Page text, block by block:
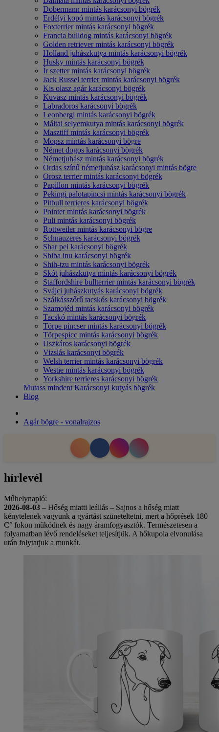
Dobermann mintás karácsonyi bögrék
Erdélyi kopó mintás karácsonyi bögrék
Foxterrier mintás karácsonyi bögrék
Francia bulldog mintás karácsonyi bögrék
Golden retriever mintás karácsonyi bögrék
Holland juhászkutya mintás karácsonyi bögrék
Husky mintás karácsonyi bögrék
Ír szetter mintás karácsonyi bögrék
Jack Russel terrier mintás karácsonyi bögrék
Kis olasz agár karácsonyi bögrék
Kuvasz mintás karácsonyi bögrék
Labradoros karácsonyi bögrék
Leonbergi mintás karácsonyi bögrék
Máltai selyemkutya mintás karácsonyi bögrék
Masztiff mintás karácsonyi bögrék
Mopsz mintás karácsonyi bögre
Német dogos karácsonyi bögrék
Németjuhász mintás karácsonyi bögrék
Ordas színű németjuhász karácsonyi mintás bögre
Orosz terrier mintás karácsonyi bögrék
Papillon mintás karácsonyi bögrék
Pekingi palotapincsi mintás karácsonyi bögrék
Pitbull terrieres karácsonyi bögrék
Pointer mintás karácsonyi bögrék
Puli mintás karácsonyi bögrék
Rottweiler mintás karácsonyi bögre
Schnauzeres karácsonyi bögrék
Shar pei karácsonyi bögrék
Shiba inu karácsonyi bögrék
Shih-tzu mintás karácsonyi bögrék
Skót juhászkutya mintás karácsonyi bögrék
Staffordshire bullterrier mintás karácsonyi bögrék
Svájci juhászkutyás karácsonyi bögrék
Szálkásszőrű tacskós karácsonyi bögrék
Szamojéd mintás karácsonyi bögrék
Tacskó mintás karácsonyi bögrék
Törpe pincser mintás karácsonyi bögrék
Törpespicc mintás karácsonyi bögrék
Uszkáros karácsonyi bögrék
Vizslás karácsonyi bögrék
Welsh terrier mintás karácsonyi bögrék
Westie mintás karácsonyi bögrék
Yorkshire terrieres karácsonyi bögrék
Mutass mindent Karácsonyi kutyás bögrék
Blog
Agár bögre - vonalrajzos
hírlevél
Műhelynapló:
2026-08-03 – Hőség miatti leállás – Sajnos a hőség miatt
kénytelenek vagyunk a gyártást szüneteltetni, mert a hőprések 180
C° fokon működnek és nagy áramfogyasztók. Természetesen a
folyamatban lévő rendeléseket teljesítjük. A hőkupola elvonulása
után folytatjuk a munkát.